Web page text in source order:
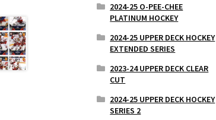
2024-25 O-PEE-CHEE
PLATINUM HOCKEY
2024-25 UPPER DECK HOCKEY
EXTENDED SERIES
2023-24 UPPER DECK CLEAR
CUT
2024-25 UPPER DECK HOCKEY
SERIES 2